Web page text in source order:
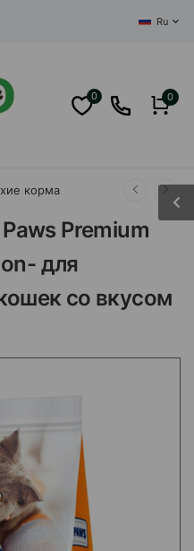
Ru
0 0
корма
Premium
для
со вкусом